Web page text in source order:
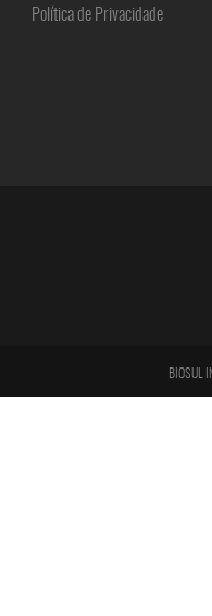
Política de Privacidade
BIOSUL